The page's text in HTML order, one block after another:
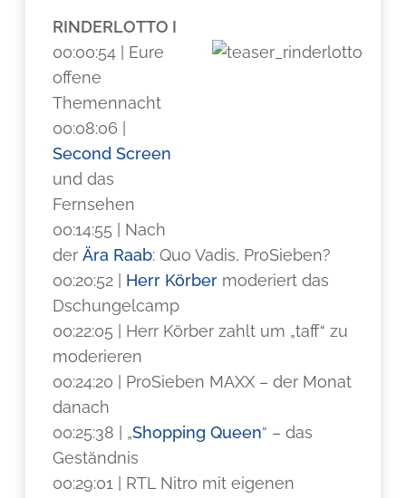
RINDERLOTTO I
00:00:54 | Eure
offene
Themennacht
00:08:06 |
Second Screen
und das
Fernsehen
00:14:55 | Nach
derÄra Raab: Quo Vadis, ProSieben?
00:20:52 | Herr Körber moderiert das
Dschungelcamp
00:22:05 | Herr Körber zahlt um „taff“ zu
moderieren
00:24:20 | ProSieben MAXX – der Monat
danach
00:25:38 | „Shopping Queen“ – das
Geständnis
00:29:01 | RTL Nitro mit eigenen